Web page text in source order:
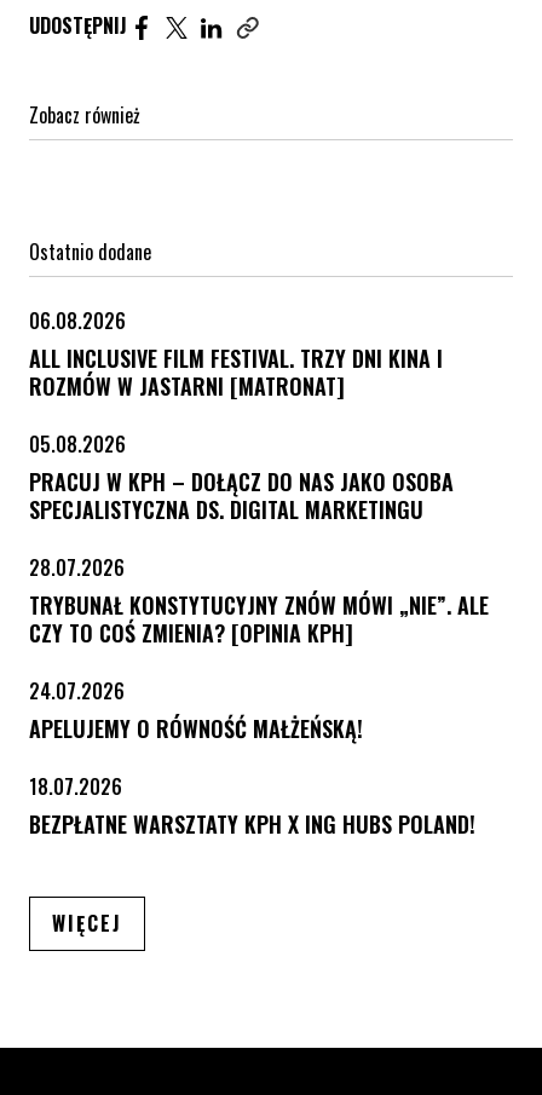
UDOSTĘPNIJ Udostępnij artykuł na Facebook. Strona otwiera się
Udostępnij artykuł na Twitter. Strona otwiera
Udostępnij artykuł na Linkedin. Strona
Zobacz również
Ostatnio dodane
06.08.2026
ALL INCLUSIVE FILM FESTIVAL. TRZY DNI KINA I
ROZMÓW W JASTARNI [MATRONAT]
05.08.2026
PRACUJ W KPH – DOŁĄCZ DO NAS JAKO OSOBA
SPECJALISTYCZNA DS. DIGITAL MARKETINGU
28.07.2026
TRYBUNAŁ KONSTYTUCYJNY ZNÓW MÓWI „NIE”. ALE
CZY TO COŚ ZMIENIA? [OPINIA KPH]
24.07.2026
APELUJEMY O RÓWNOŚĆ MAŁŻEŃSKĄ!
18.07.2026
BEZPŁATNE WARSZTATY KPH X ING HUBS POLAND!
WIĘCEJ